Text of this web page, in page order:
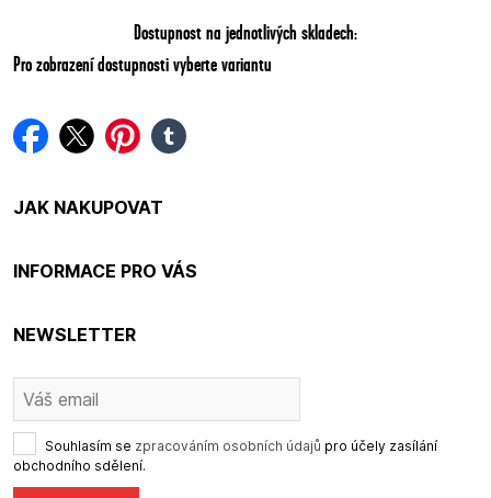
Dostupnost na jednotlivých skladech:
Pro zobrazení dostupnosti vyberte variantu
facebook
twitterpinterest
tumblr
JAK NAKUPOVAT
INFORMACE PRO VÁS
NEWSLETTER
Souhlasím se zpracováním osobních údajů pro účely zasílání
obchodního sdělení.